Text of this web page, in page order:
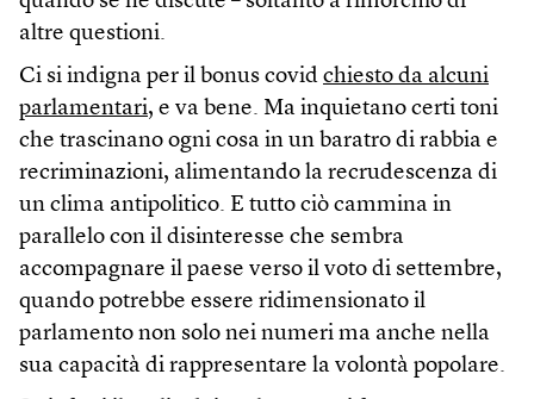
altre questioni.
Ci si indigna per il bonus covid chiesto da alcuni
parlamentari, e va bene. Ma inquietano certi toni
che trascinano ogni cosa in un baratro di rabbia e
recriminazioni, alimentando la recrudescenza di
un clima antipolitico. E tutto ciò cammina in
parallelo con il disinteresse che sembra
accompagnare il paese verso il voto di settembre,
quando potrebbe essere ridimensionato il
parlamento non solo nei numeri ma anche nella
sua capacità di rappresentare la volontà popolare.